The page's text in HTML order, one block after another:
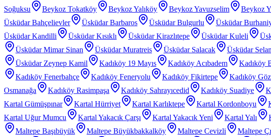
Soğuksu
Beykoz Tokatköy Beykoz Yalıköy Beykoz Yavuzselim Beykoz
Üsküdar Bahçelievler
Üsküdar Barbaros Üsküdar Bulgurlu Üsküdar
Üsküdar Kandilli
Üsküdar Kısıklı Üsküdar Kirazlıtepe Üsküdar Kuleli
Üsküdar Mimar Sinan
Üsküdar Muratreis Üsküdar Salacak Üsküdar
Üsküdar Zeynep Kamil
Kadıköy 19 Mayıs Kadıköy Acıbadem Kadıköy
Kadıköy Fenerbahçe
Kadıköy Feneryolu Kadıköy Fikirtepe Kadıköy
Osmanağa
Kadıköy Rasimpaşa Kadıköy Sahrayıcedid Kadıköy Suadiye
Kartal Gümüşpınar
Kartal Hürriyet Kartal Karlıktepe Kartal Kordonboyu
Kartal Uğur Mumcu
Kartal Yakacık Çarşı Kartal Yakacık Yeni Kartal Yalı
Maltepe Başıbüyük
Maltepe Büyükbakkalköy Maltepe Cevizli Maltepe